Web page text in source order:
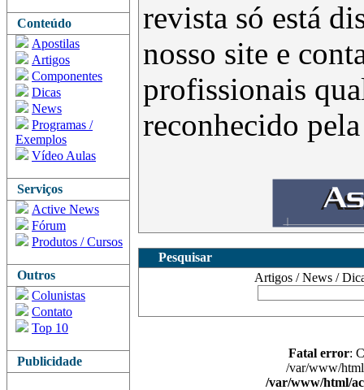
Conteúdo
Apostilas
Artigos
Componentes
Dicas
News
Programas /
Exemplos
Vídeo Aulas
Serviços
Active News
Fórum
Produtos / Cursos
Outros
Colunistas
Contato
Top 10
Publicidade
revista só está
nosso site e
profissionais
reconhecido
Pesquisar
Artigos / News /
Fatal error:
/var/www/
/var/www/html/